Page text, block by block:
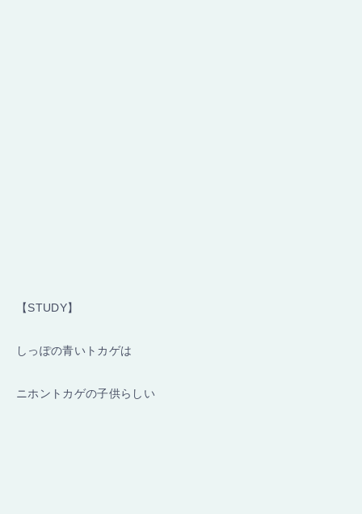
【STUDY】
しっぽの青いトカゲは
ニホントカゲの子供らしい